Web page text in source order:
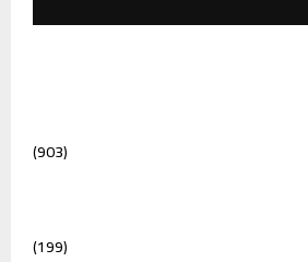
(903)
(199)